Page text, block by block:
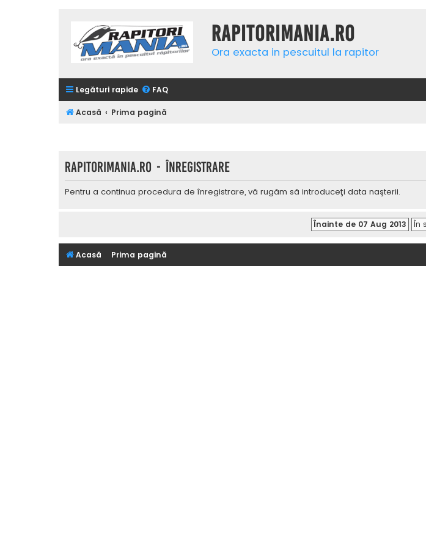
Rapitorimania.ro
Ora exacta in pescuitul la rapitor
Legături rapide FAQ
Acasă Prima pagină
Rapitorimania.ro - Înregistrare
Pentru a continua procedura de înregistrare, vă rugăm să introduceţi data naşterii.
Acasă Prima pagină